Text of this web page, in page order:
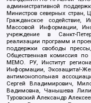
административной
Министров северных стран,
Гражданское содействие,
Массовой Информации,
учреждение в Санкт-
реализации программ и
поддержки свободы
Общественная комиссия
МЕМО. РУ, Институт
Информации, Экозащита!-
антимонопольная
Сергей Владимирович,
Вадимовна, Чанышева
Туровский Александр